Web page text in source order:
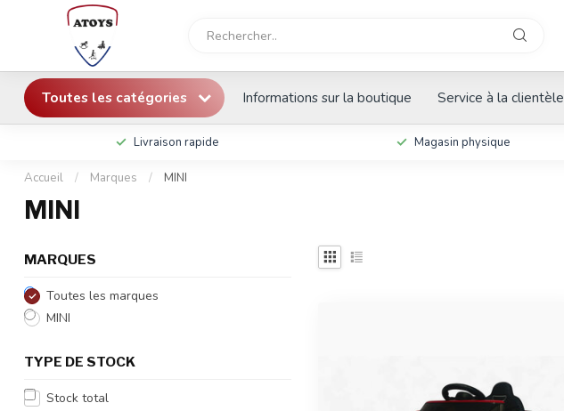
Toutes les catégories Informations sur la boutique Service à la clientèle
Livraison rapide Magasin physique
Accueil / Marques / MINI
MINI
MARQUES
Toutes les marques
MINI
TYPE DE STOCK
Stock total